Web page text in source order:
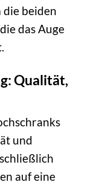
beiden
das Auge
Qualität,
und
auf eine